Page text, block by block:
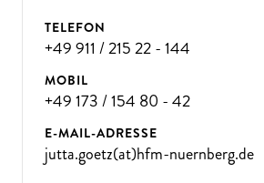
TELEFON
+49 911 / 215 22 - 144
MOBIL
+49 173 / 154 80 - 42
E-MAIL-ADRESSE
jutta.goetz(at)hfm-nuernberg.de